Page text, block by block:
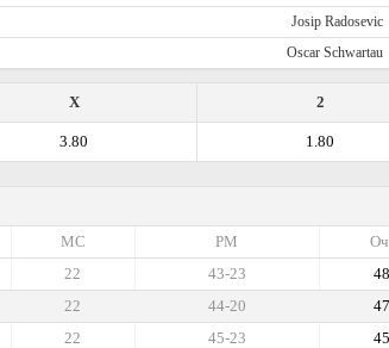
Josip Radosevic
Oscar Schwartau
2
X
1.80
3.80
РМ
МС
48
43-23
22
47
44-20
22
45
45-23
22